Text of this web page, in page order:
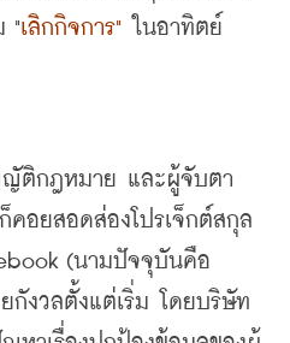
"เลิกกิจการ"
ในอาทิตย์
ญัติกฎหมาย และผู้จับตา
คอยสอดส่องโปรเจ็กต์สกุล
(นามปัจจุบันคือ
กังวลตั้งแต่เริ่ม โดยบริษัท